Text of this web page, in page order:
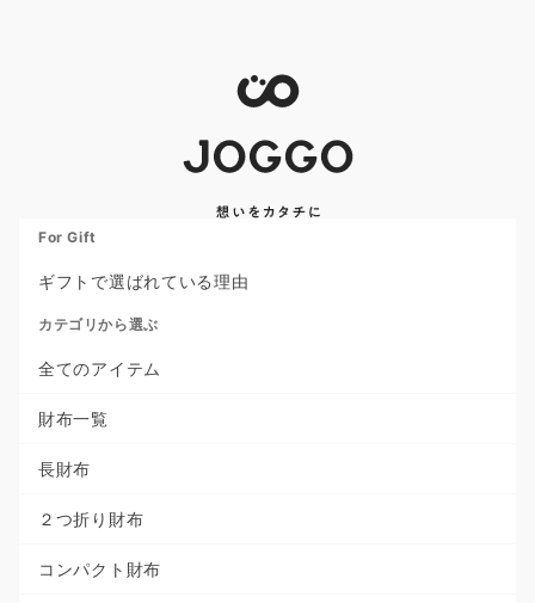
For Gift
ギフトで選ばれている理由
カテゴリから選ぶ
全てのアイテム
財布一覧
長財布
２つ折り財布
コンパクト財布